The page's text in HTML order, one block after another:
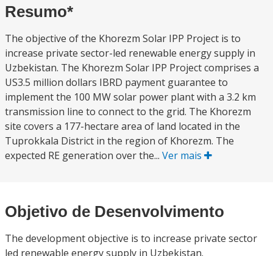
Resumo*
The objective of the Khorezm Solar IPP Project is to
increase private sector-led renewable energy supply in
Uzbekistan. The Khorezm Solar IPP Project comprises a
US3.5 million dollars IBRD payment guarantee to
implement the 100 MW solar power plant with a 3.2 km
transmission line to connect to the grid. The Khorezm
site covers a 177-hectare area of land located in the
Tuprokkala District in the region of Khorezm. The
expected RE generation over the... Ver mais
Objetivo de Desenvolvimento
The development objective is to increase private sector
led renewable energy supply in Uzbekistan.